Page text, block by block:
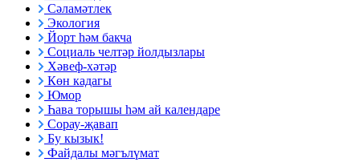
Сәламәтлек
Экология
Йорт һәм бакча
Социаль челтәр йолдызлары
Хәвеф-хәтәр
Көн кадагы
Юмор
Һава торышы һәм ай календаре
Сорау-җавап
Бу кызык!
Файдалы мәгълүмат